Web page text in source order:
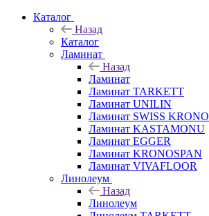
Каталог
Назад
Каталог
Ламинат
Назад
Ламинат
Ламинат TARKETT
Ламинат UNILIN
Ламинат SWISS KRONO
Ламинат KASTAMONU
Ламинат EGGER
Ламинат KRONOSPAN
Ламинат VIVAFLOOR
Линолеум
Назад
Линолеум